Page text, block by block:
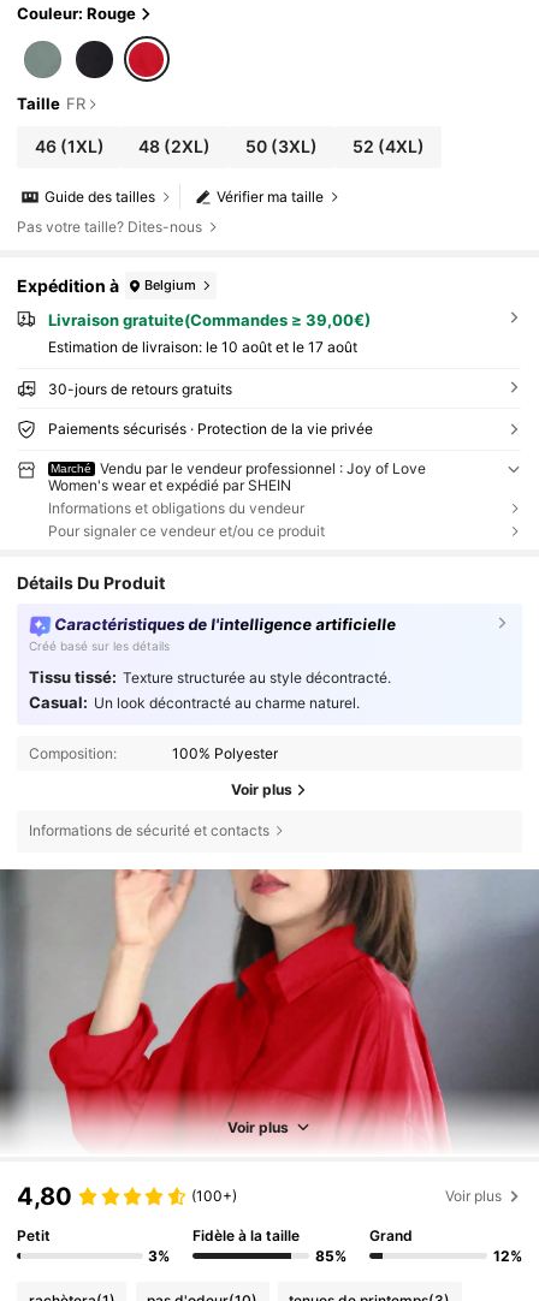
simple polyvalente légère pour le printemps
Couleur: Rouge
Taille FR
46(1XL) 48 (2XL) 50(3XL) 52 (4XL)
Vérifier ma taille
Guide des tailles
Pas votre taille? Dites-nous
Expédition à Belgium
Livraison gratuite(Commandes ≥ 39,00€)
Estimation de livraison: le 10 août et le 17 août
30-jours de retours gratuits
Paiements sécurisés · Protection de la vie privée
Marché
Vendu par le vendeur professionnel : Joy of Love
Women's wear et expédié par SHEIN
Informations et obligations du vendeur
Pour signaler ce vendeur et/ou ce produit
Détails Du Produit
Caractéristiques de l'intelligence artificielle
Créé basé sur les détails
Tissu tissé: Texture structurée au style décontracté.
Casual: Un look décontracté au charme naturel.
Composition: 100% Polyester
Voir plus
Informations de sécurité et contacts
Voir plus
4,80 (100+) Voir plus
Petit
3%
Fidèle à la taille
85%
Grand
12%